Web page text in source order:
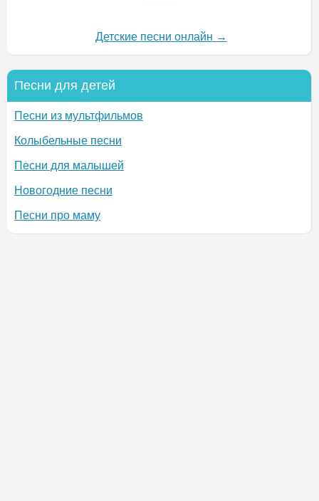
Детские песни онлайн →
Песни для детей
Песни из мультфильмов
Колыбельные песни
Песни для малышей
Новогодние песни
Песни про маму